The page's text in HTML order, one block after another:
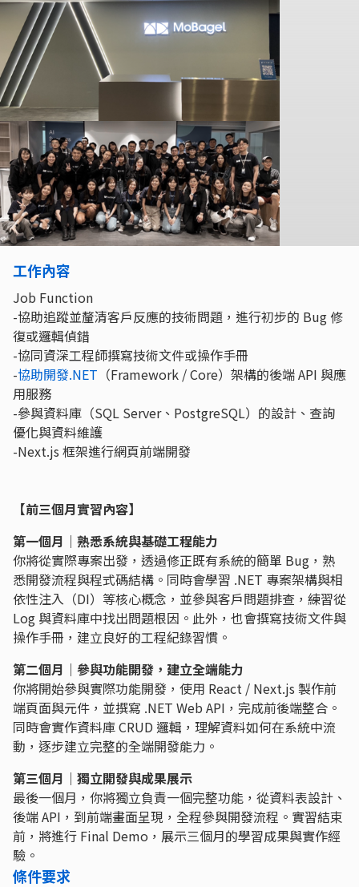
工作內容
Job Function
-協助追蹤並釐清客戶反應的技術問題，進行初步的 Bug 修
復或邏輯偵錯
-協同資深工程師撰寫技術文件或操作手冊
-協助開發.NET （Framework / Core）架構的後端 API 與應
用服務
-參與資料庫（SQL Server、PostgreSQL）的設計、查詢
優化與資料維護
-Next.js 框架進行網頁前端開發
【前三個月實習內容】
第一個月｜熟悉系統與基礎工程能力
你將從實際專案出發，透過修正既有系統的簡單 Bug，熟
悉開發流程與程式碼結構。同時會學習 .NET 專案架構與相
依性注入（DI）等核心概念，並參與客戶問題排查，練習從
Log 與資料庫中找出問題根因。此外，也會撰寫技術文件與
操作手冊，建立良好的工程紀錄習慣。
第二個月｜參與功能開發，建立全端能力
你將開始參與實際功能開發，使用 React / Next.js 製作前
端頁面與元件，並撰寫 .NET Web API，完成前後端整合。
同時會實作資料庫 CRUD 邏輯，理解資料如何在系統中流
動，逐步建立完整的全端開發能力。
第三個月｜獨立開發與成果展示
最後一個月，你將獨立負責一個完整功能，從資料表設計、
後端 API，到前端畫面呈現，全程參與開發流程。實習結束
前，將進行 Final Demo，展示三個月的學習成果與實作經
驗。
條件要求